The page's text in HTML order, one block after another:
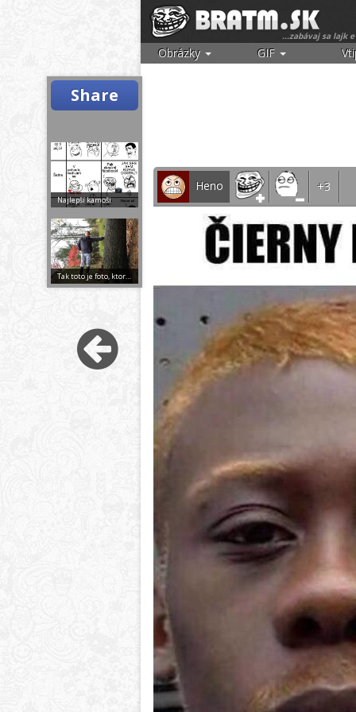
Share
Najlepší kamoši
Tak toto je foto, ktoré ťa pobaví :D
...zabávaj sa lajk e
Obrázky GIF
Heno +3